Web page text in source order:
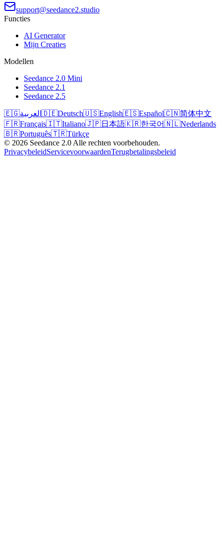
support@seedance2.studio
Functies
AI Generator
Mijn Creaties
Modellen
Seedance 2.0 Mini
Seedance 2.1
Seedance 2.5
🇪🇬العربية 🇩🇪Deutsch🇺🇸English🇪🇸Español🇨🇳简体中文
🇫🇷Français🇮🇹Italiano🇯🇵日本語🇰🇷한국어🇳🇱Nederlands
🇧🇷Português🇹🇷Türkçe
© 2026 Seedance 2.0 Alle rechten voorbehouden.
PrivacybeleidServicevoorwaardenTerugbetalingsbeleid